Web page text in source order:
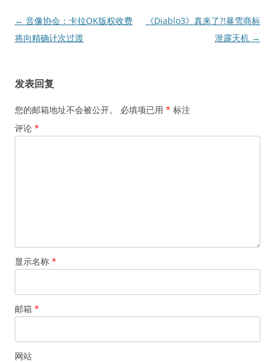
文
章
← 音像协会：卡拉OK版权收费
将向精确计次过渡
《Diablo3》真来了?!暴雪商标
泄露天机 →
发表回复
您的邮箱地址不会被公开。 必填项已用 * 标注
评论 *
显示名称 *
邮箱 *
网站